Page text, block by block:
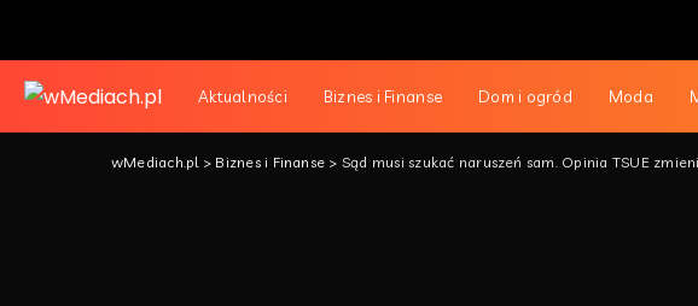
Aktualności Biznes i Finanse Dom i ogród Moda
wMediach.pl> Biznes i Finanse > Sąd musi szukać naruszeń sam. Opinia TSUE